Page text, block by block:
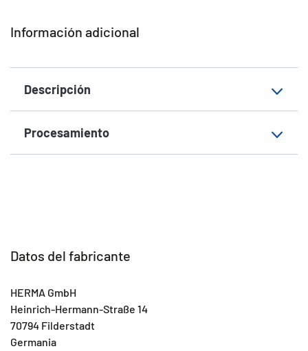
Información adicional
Descripción
Procesamiento
Forma de las esquinas
Adecuada para Seguridad/Cierre
Datos del fabricante
HERMA GmbH
Heinrich-Hermann-Straße 14
70794 Filderstadt
Germania